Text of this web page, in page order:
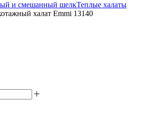
и смешанный шелкТеплые халаты
халат Emmi 13140